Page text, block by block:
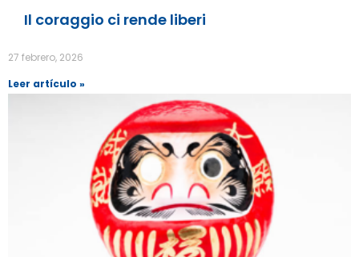
Il coraggio ci rende liberi
27 febrero, 2026
Leer artículo »